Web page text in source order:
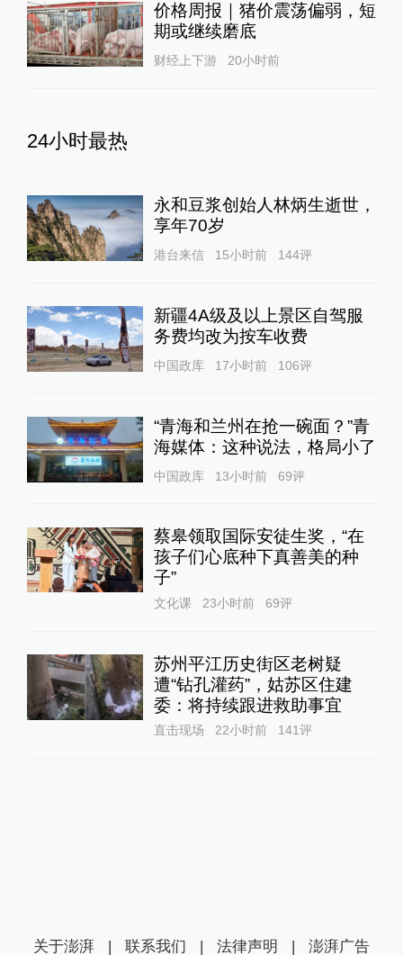
价格周报｜猪价震荡偏弱，短
期或继续磨底
财经上下游 20小时前
24小时最热
永和豆浆创始人林炳生逝世，
享年70岁
港台来信 15小时前 144评
新疆4A级及以上景区自驾服
务费均改为按车收费
中国政库 17小时前 106评
“青海和兰州在抢一碗面？”青
海媒体：这种说法，格局小了
中国政库 13小时前 69评
蔡皋领取国际安徒生奖，“在
孩子们心底种下真善美的种
子”
文化课 23小时前 69评
苏州平江历史街区老树疑
遭“钻孔灌药”，姑苏区住建
委：将持续跟进救助事宜
直击现场 22小时前 141评
关于澎湃 | 联系我们 | 法律声明 | 澎湃广告